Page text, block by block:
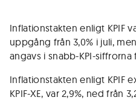
Inflationstakten enligt KPIF
uppgång från 3,0% i juli,
angavs i snabb-KPI-siffrorna
Inflationstakten enligt KPIF
KPIF-XE, var 2,9%, ned från